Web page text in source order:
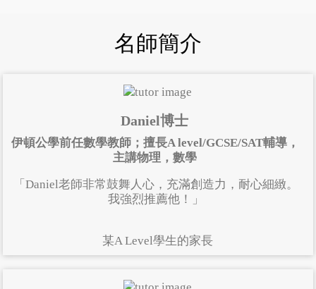
名師簡介
Daniel博士
伊頓公學前任數學教師；擅長A level/GCSE/SAT輔導，
主講物理，數學
「Daniel老師非常鼓舞人心，充滿創造力，耐心細緻。
我強烈推薦他！」
某A Level學生的家長